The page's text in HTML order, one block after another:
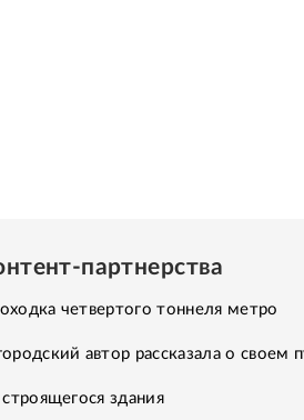
партнерства
четвертого тоннеля метро
автор рассказала о своем
здания